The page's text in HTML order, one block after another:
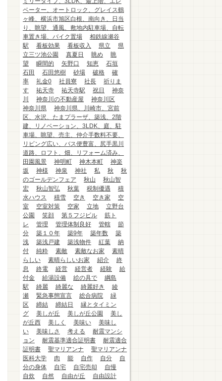
ベーター、オートロック、グレイス鶴
ヶ峰、横浜市旭区白根、南向き、日当
り、眺望、通風、敷地内駐車場、自転
車置き場、バイク置場
相鉄線瀬谷
駅
看板効果 看板収入 県立
県
立三ツ池公園
真夏日 眺め
眺
望
瞬間的 矢野口 知恵
石垣
石田
石田悠樹 砂場 破格
確
率
礼金0 社員寮 社長
祈りま
す
祐天寺 祐天寺駅 祝日
神奈
川
神奈川の不動産屋
神奈川区
神奈川県
神奈川県、川崎市、宮前
区、水沢、たまプラーザ、築浅、2階
建、リノベーション、3LDK、庭、駐
車場、眺望、売主、仲介手数料不要、
リビング広い、バス便豊富、尻手黒川
道路、ロフト、畑、リフォーム済み、
田園風景
神明町 神木本町
神楽
坂
神様 神泉 神社 私 秋
秋
のゴールデンフェア
秋山
秋山智
宏
秋山智弘 秋葉 税制優遇
積
水ハウス
積雪 空き 空き家
空
室
空室対策 空家 立地
立野台
公園
笑顔 第５フジビル
筋ト
レ
管理 管理体制良好 管轄
節
分
築１０年 築9年 築年数
築
浅
築浅戸建 築浅物件 紅葉
納
付
純粋 素敵 素敵なお家
素晴
らしい
素晴らしいお家 紹介
終
息
終電 経営 経営者 経験
給
付金
給湯設備 絵の具で
綱島
駅
綺麗 綺麗な 綺麗好き
綾
瀬
緊急事態宣言 総合病院
緑
区
締結 締結日
縁とタイミン
グ
美しが丘 美しが丘公園
美し
が丘西
美しく 美味い
美味し
い
美味しさ 考える
耐震マンシ
ョン
耐震基準適合証明書
耐震適合
証明書
聖マリアンナ
聖マリアンナ
医科大学
肉 能 自作 自分
自
分の身体
自宅 自宅売却
自慢
自炊
自然 自由が丘
自由設計